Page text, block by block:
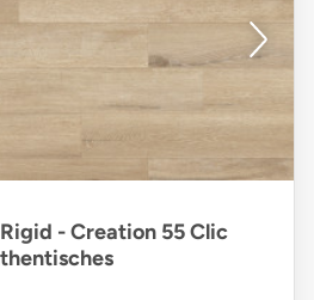
- Creation 55 Clic